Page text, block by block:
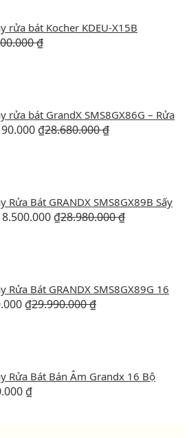
rửa bát Kocher KDEU-X15B
₫
rửa bát GrandX SMS8GX86G – Rửa
₫28.680.000₫
Rửa Bát GRANDX SMS8GX89B Sấy
₫28.980.000₫
Rửa Bát GRANDX SMS8GX89G 16
₫29.990.000₫
Rửa Bát Bán Âm Grandx 16 Bộ
₫